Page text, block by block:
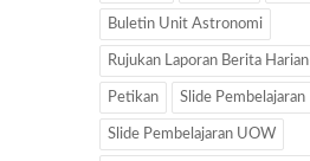
Buletin Unit Astronomi
Rujukan Laporan Berita Harian
Petikan Slide Pembelajaran
Slide Pembelajaran UOW